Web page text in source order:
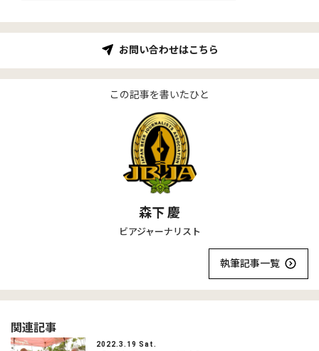
お問い合わせはこちら
この記事を書いたひと
森下 慶
ビアジャーナリスト
執筆記事一覧
関連記事
2022.3.19 Sat.